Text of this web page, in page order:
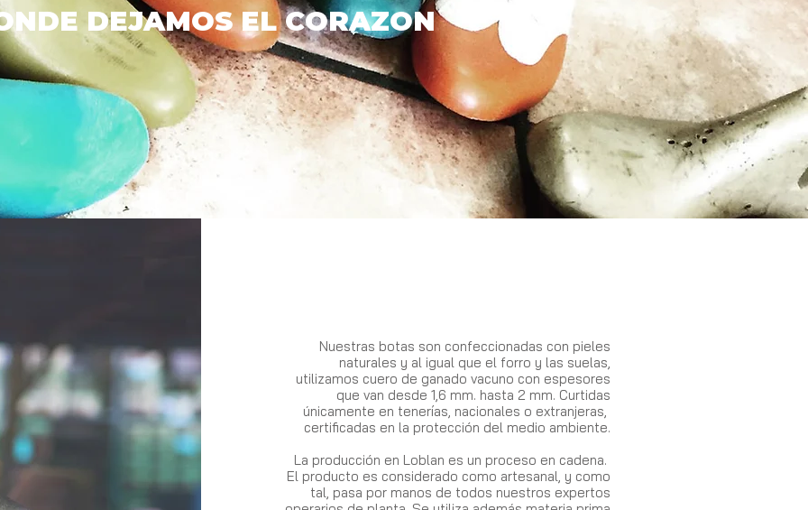
DEJAMOS EL CORAZON
Nuestras botas son confeccionadas con pieles
naturales y al igual que el forro y las suelas,
utilizamos cuero de ganado vacuno con espesores
que van desde 1,6 mm. hasta 2 mm. Curtidas
únicamente en tenerías, nacionales o extranjeras,
certificadas en la protección del medio ambiente.
La producción en Loblan es un proceso en cadena.
El producto es considerado como artesanal, y como
tal, pasa por manos de todos nuestros expertos